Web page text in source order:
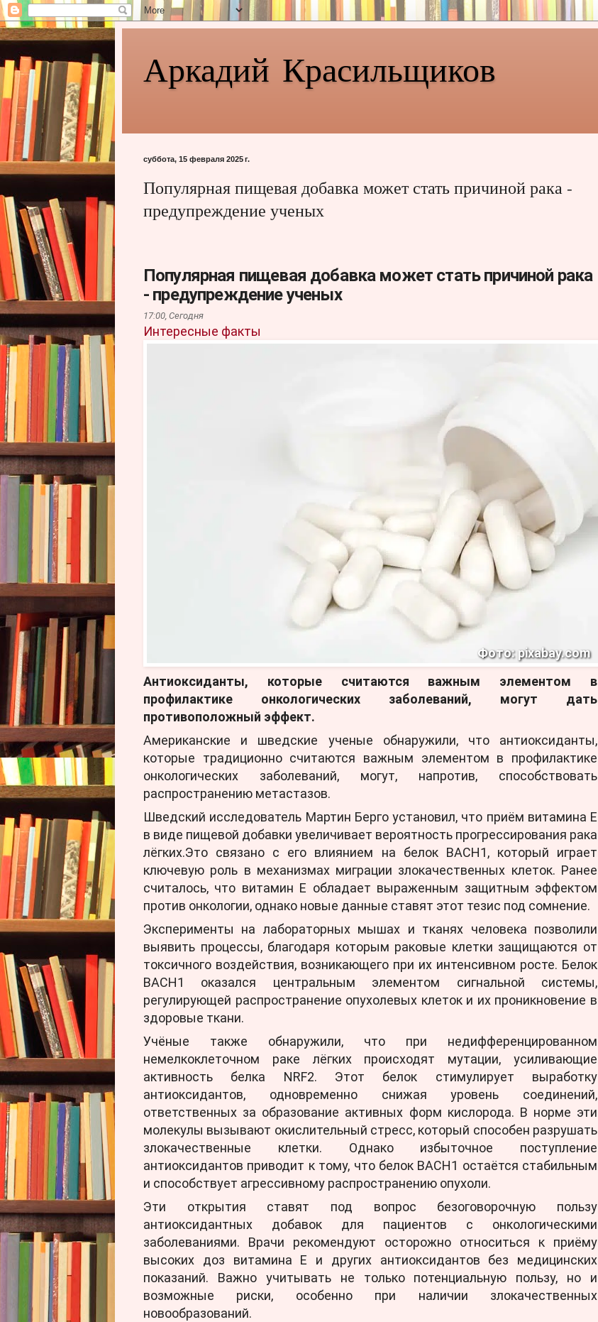
Аркадий Красильщиков
суббота, 15 февраля 2025 г.
Популярная пищевая добавка может стать причиной рака -
предупреждение ученых
Популярная пищевая добавка может стать причиной рака
- предупреждение ученых
17:00, Сегодня
Интересные факты
Фото: pixabay.com
Антиоксиданты, которые считаются важным элементом в
профилактике онкологических заболеваний, могут дать
противоположный эффект.
Американские и шведские ученые обнаружили, что антиоксиданты,
которые традиционно считаются важным элементом в профилактике
онкологических заболеваний, могут, напротив, способствовать
распространению метастазов.
Шведский исследователь Мартин Берго установил, что приём витамина Е
в виде пищевой добавки увеличивает вероятность прогрессирования рака
лёгких.Это связано с его влиянием на белок BACH1, который играет
ключевую роль в механизмах миграции злокачественных клеток. Ранее
считалось, что витамин Е обладает выраженным защитным эффектом
против онкологии, однако новые данные ставят этот тезис под сомнение.
Эксперименты на лабораторных мышах и тканях человека позволили
выявить процессы, благодаря которым раковые клетки защищаются от
токсичного воздействия, возникающего при их интенсивном росте. Белок
BACH1 оказался центральным элементом сигнальной системы,
регулирующей распространение опухолевых клеток и их проникновение в
здоровые ткани.
Учёные также обнаружили, что при недифференцированном
немелкоклеточном раке лёгких происходят мутации, усиливающие
активность белка NRF2. Этот белок стимулирует выработку
антиоксидантов, одновременно снижая уровень соединений,
ответственных за образование активных форм кислорода. В норме эти
молекулы вызывают окислительный стресс, который способен разрушать
злокачественные клетки. Однако избыточное поступление
антиоксидантов приводит к тому, что белок BACH1 остаётся стабильным
и способствует агрессивному распространению опухоли.
Эти открытия ставят под вопрос безоговорочную пользу
антиоксидантных добавок для пациентов с онкологическими
заболеваниями. Врачи рекомендуют осторожно относиться к приёму
высоких доз витамина Е и других антиоксидантов без медицинских
показаний. Важно учитывать не только потенциальную пользу, но и
возможные риски, особенно при наличии злокачественных
новообразований.